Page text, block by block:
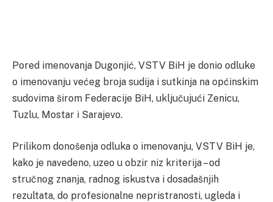
Pored imenovanja Dugonjić, VSTV BiH je donio odluke
o imenovanju većeg broja sudija i sutkinja na općinskim
sudovima širom Federacije BiH, uključujući Zenicu,
Tuzlu, Mostar i Sarajevo.
Prilikom donošenja odluka o imenovanju, VSTV BiH je,
kako je navedeno, uzeo u obzir niz kriterija – od
stručnog znanja, radnog iskustva i dosadašnjih
rezultata, do profesionalne nepristranosti, ugleda i